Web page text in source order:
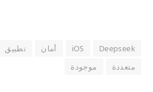
Deepseek
iOS أمان تطبيق
متعددة
موجودة